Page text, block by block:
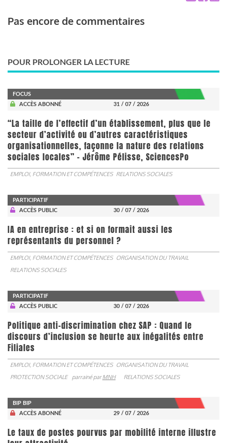
Pas encore de commentaires
POUR PROLONGER LA LECTURE
FOCUS
ACCÈS ABONNÉ
31 / 07 / 2026
“La taille de l’effectif d’un établissement, plus que le
secteur d’activité ou d’autres caractéristiques
organisationnelles, façonne la nature des relations
sociales locales” - Jérôme Pélisse, SciencesPo
EMPLOI, FORMATION ET COMPÉTENCES RELATIONS SOCIALES
PARTICIPATIF
ACCÈS PUBLIC
30 / 07 / 2026
IA en entreprise : et si on formait aussi les
représentants du personnel ?
EMPLOI, FORMATION ET COMPÉTENCES ORGANISATION DU TRAVAIL
RELATIONS SOCIALES
PARTICIPATIF
ACCÈS PUBLIC
30 / 07 / 2026
Politique anti-discrimination chez SAP : Quand le
discours d’inclusion se heurte aux inégalités entre
Filiales
EMPLOI, FORMATION ET COMPÉTENCES ORGANISATION DU TRAVAIL
PROTECTION SOCIALE
parrainé parMNH RELATIONS SOCIALES
BIP BIP
ACCÈS ABONNÉ
29 / 07 / 2026
Le taux de postes pourvus par mobilité interne illustre